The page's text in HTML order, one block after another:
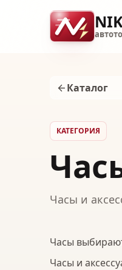
Каталог
КАТЕГОРИЯ
Часы и
Часы
Часы и